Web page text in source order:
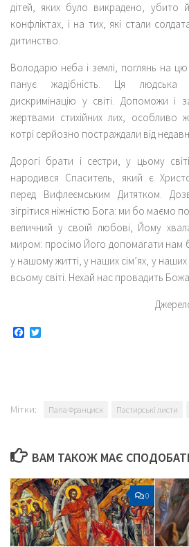
дітей, яких було викрадено, убито
конфліктах, і на тих, які стали
дитинство.
Володарю неба і землі, поглянь на
панує жадібність. Ця людська
дискримінацію у світі. Допоможи і
жертвами стихійних лих, особливо ж
котрі серйозно постраждали від
Дорогі брати і сестри, у цьому
народився Спаситель, який є
перед Вифлеємським Дитятком.
зігрітися ніжністю Бога: ми бо маємо
величний у своїй любові, Йому
миром: просімо Його допомагати нам
у нашому житті, у наших сім’ях, у
всьому світі. Нехай нас провадить
Facebook
Мітки: Папа Франциск Пастирські листи
ВАМ ТАКОЖ МАЄ
0